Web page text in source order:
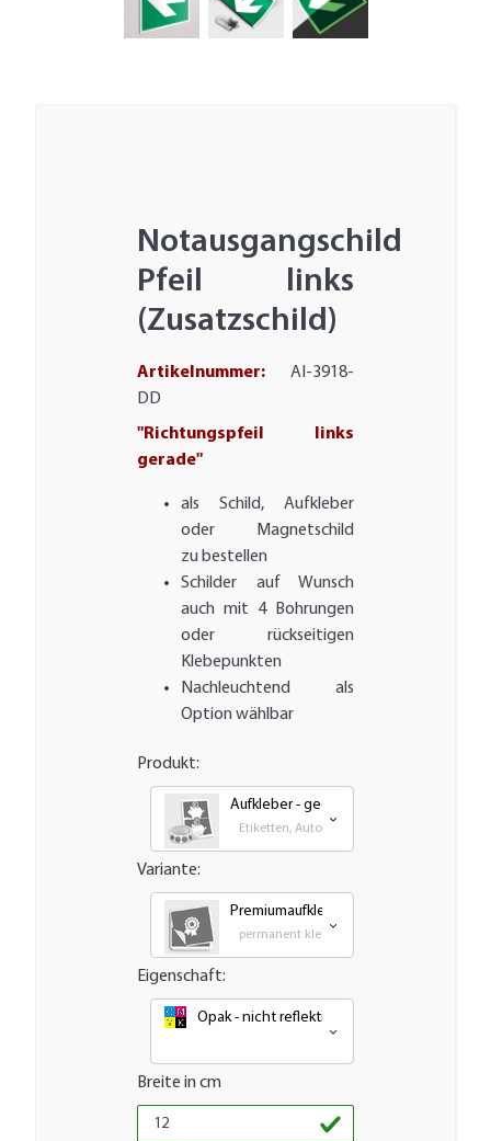
Notausgangschild
Pfeil links
(Zusatzschild)
Artikelnummer: AI-3918-
DD
"Richtungspfeil links
gerade"
als Schild, Aufkleber
oder Magnetschild
zu bestellen
Schilder auf Wunsch
auch mit 4 Bohrungen
oder rückseitigen
Klebepunkten
Nachleuchtend als
Option wählbar
Produkt:
Aufkleber - gedruckt
Etiketten, Autoaufkleber, Transfer und
Variante:
Premiumaufkleber - wetterfest, UV-
permanent klebende - Outdoor PVC Folie
Eigenschaft:
Opak - nicht reflektierend oder
Breite in cm